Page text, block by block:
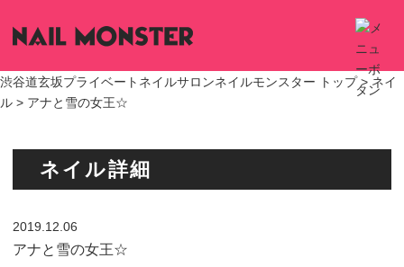
渋谷道玄坂プライベートネイルサロンネイルモンスター トップ > ネイ
ル > アナと雪の女王☆
ネイル詳細
2019.12.06
アナと雪の女王☆